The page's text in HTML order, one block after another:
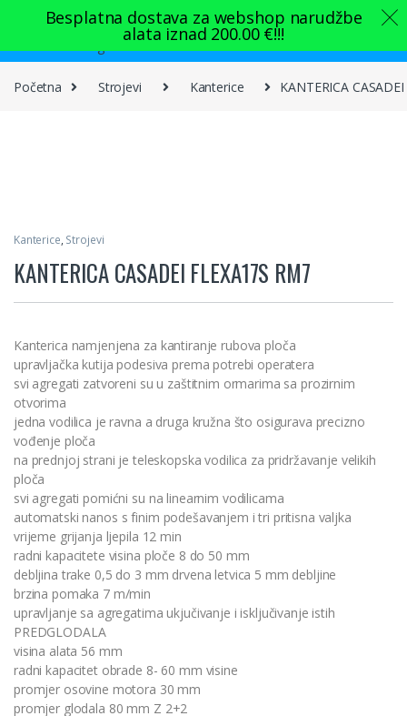
Skip to navigation
Skip to content
Početna Strojevi Kanterice KANTERICA
Kanterice, Strojevi
KANTERICA CASADEI FLEXA17S RM7
Kanterica namjenjena za kantiranje rubova ploča
upravljačka kutija podesiva prema potrebi operatera
svi agregati zatvoreni su u zaštitnim ormarima sa prozirnim
otvorima
jedna vodilica je ravna a druga kružna što osigurava precizno
vođenje ploča
na prednjoj strani je teleskopska vodilica za pridržavanje velikih
ploča
svi agregati pomićni su na linearnim vodilicama
automatski nanos s finim podešavanjem i tri pritisna valjka
vrijeme grijanja ljepila 12 min
radni kapacitete visina ploče 8 do 50 mm
debljina trake 0,5 do 3 mm drvena letvica 5 mm debljine
brzina pomaka 7 m/min
upravljanje sa agregatima ukjučivanje i isključivanje istih
PREDGLODALA
visina alata 56 mm
radni kapacitet obrade 8- 60 mm visine
promjer osovine motora 30 mm
promjer glodala 80 mm Z 2+2
Besplatna dostava za webshop narudžbe
alata iznad 200.00 €!!!